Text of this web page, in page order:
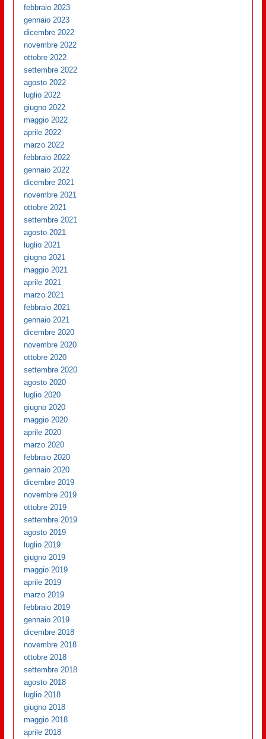
febbraio 2023
gennaio 2023
dicembre 2022
novembre 2022
ottobre 2022
settembre 2022
agosto 2022
luglio 2022
giugno 2022
maggio 2022
aprile 2022
marzo 2022
febbraio 2022
gennaio 2022
dicembre 2021
novembre 2021
ottobre 2021
settembre 2021
agosto 2021
luglio 2021
giugno 2021
maggio 2021
aprile 2021
marzo 2021
febbraio 2021
gennaio 2021
dicembre 2020
novembre 2020
ottobre 2020
settembre 2020
agosto 2020
luglio 2020
giugno 2020
maggio 2020
aprile 2020
marzo 2020
febbraio 2020
gennaio 2020
dicembre 2019
novembre 2019
ottobre 2019
settembre 2019
agosto 2019
luglio 2019
giugno 2019
maggio 2019
aprile 2019
marzo 2019
febbraio 2019
gennaio 2019
dicembre 2018
novembre 2018
ottobre 2018
settembre 2018
agosto 2018
luglio 2018
giugno 2018
maggio 2018
aprile 2018